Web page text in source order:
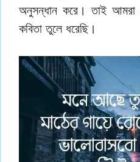
অনুসন্ধান করে। তাই আমরা
কবিতা তুলে ধরেছি।